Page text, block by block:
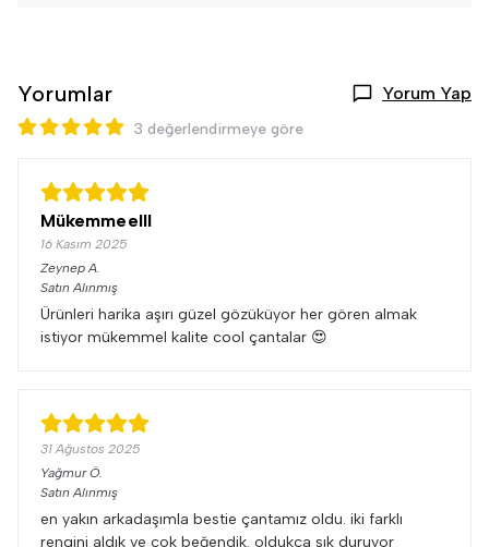
Yorumlar Yorum Yap
3 değerlendirmeye göre
Mükemmeelll
16 Kasım 2025
Zeynep A.
Satın Alınmış
Ürünleri harika aşırı güzel gözüküyor her gören almak
istiyor mükemmel kalite cool çantalar 😍
31 Ağustos 2025
Yağmur Ö.
Satın Alınmış
en yakın arkadaşımla bestie çantamız oldu. iki farklı
rengini aldık ve çok beğendik. oldukça şık duruyor